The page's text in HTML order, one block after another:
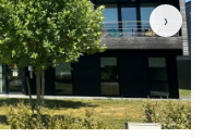
›